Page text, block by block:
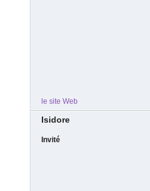
le site Web
Isidore
Invité